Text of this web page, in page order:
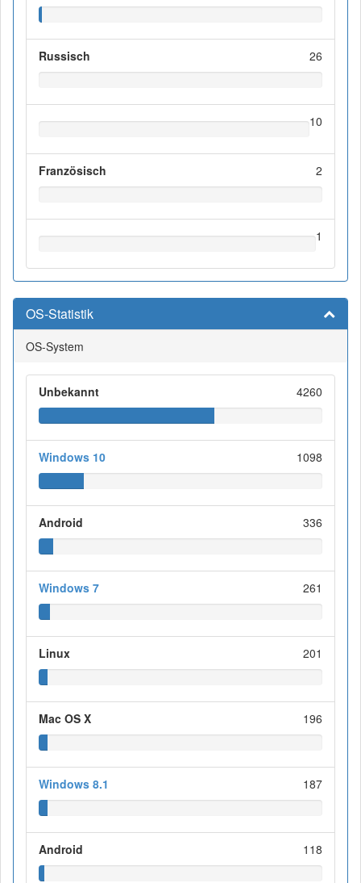
Russisch 26
10
Französisch 2
1
OS-Statistik
OS-System
Unbekannt 4260
Windows 10 1098
Android 336
Windows 7 261
Linux 201
Mac OS X 196
Windows 8.1 187
Android 118